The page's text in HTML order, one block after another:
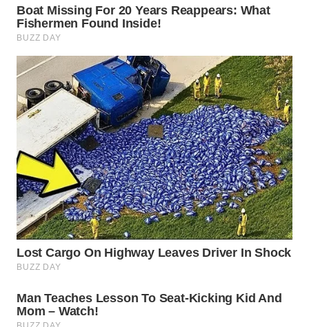
BINJAI
CIREBON
WN
INDRAMAYU
WN
KUNINGAN
WN
MAJALENGKA
WN
SUBANG
WN
SUKABUMI